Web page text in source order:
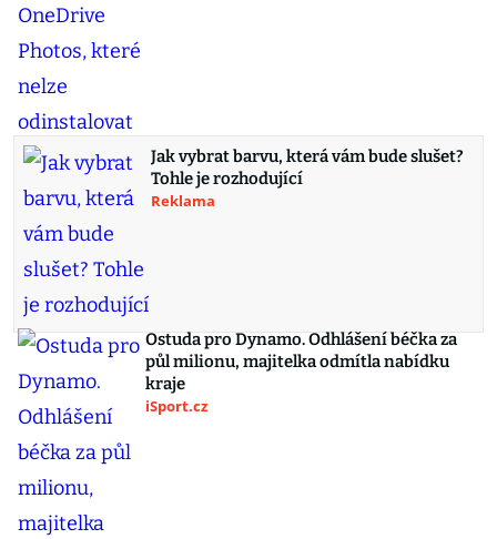
Jak vybrat barvu, která vám bude slušet?
Tohle je rozhodující
Reklama
Ostuda pro Dynamo. Odhlášení béčka za
půl milionu, majitelka odmítla nabídku
kraje
iSport.cz